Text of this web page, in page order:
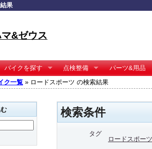
果
&ゼウス
バイクを探す 点検整備
パーツ&用品
ク一覧 » ロードスポーツ の検索結果
検索条件
タグ
ロードスポーツ